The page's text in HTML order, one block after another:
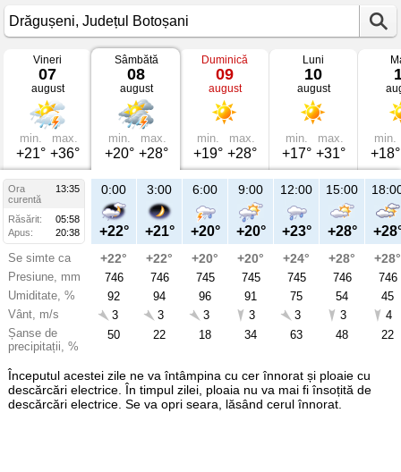
Vremea
Drăgușeni
mâine
Județul
Botoșani
Vineri
07
august
min.
+21°
max.
+36°
Sâmbătă
08
august
min.
+20°
max.
+28°
Duminică
09
august
min.
+19°
max.
+28°
Luni
10
august
min.
+17°
max.
+31°
min.
+18°
Ora
13:35
curentă
Răsărit:
05:58
Apus:
20:38
Se simte ca
Presiune, mm
Umiditate, %
Vânt, m/s
Șanse de
precipitații, %
21:00
+25°
+26°
746
76
2
46
Sâ
aug
0:00
+22°
+22°
746
92
3
50
3:00
+21°
+22°
746
94
3
22
6:00
+20°
+20°
745
96
3
18
9:00
+20°
+20°
745
91
3
34
12:00
+23°
+24°
745
75
3
63
15:00
+28°
+28°
746
54
3
48
+28°
746
45
4
22
Începutul acestei zile ne va întâmpina cu cer înnorat și ploaie cu
descărcări electrice. În timpul zilei, ploaia nu va mai fi însoțită de
descărcări electrice. Se va opri seara, lăsând cerul înnorat.